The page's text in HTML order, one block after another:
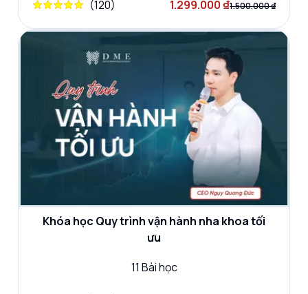
(120) 1.299.000 ₫1.500.000 ₫
Khóa học Quy trình vận hành nha khoa tối
ưu
11 Bài học